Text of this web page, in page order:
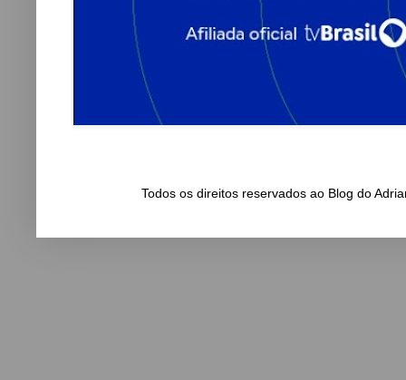
Todos os direitos reservados ao Blog do